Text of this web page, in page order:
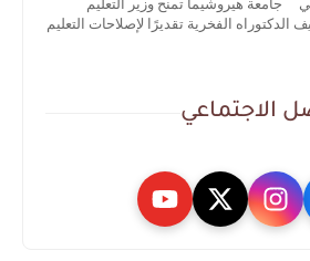
هيروشيما تمنح وزير التعليم
الفخرية تقديرًا لإصلاحات التعليم
الاجتماعي